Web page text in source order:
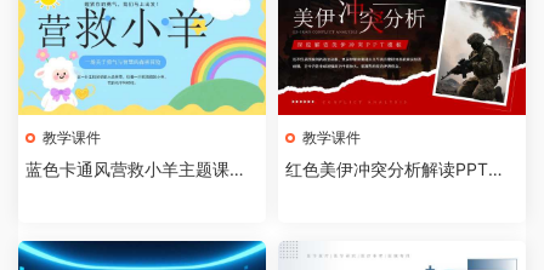
教学课件
蓝色卡通风营救小羊主题课件P
教学课件
红色美伊冲突分析解读PPT模